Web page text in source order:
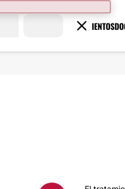
TRATAMIENTOS